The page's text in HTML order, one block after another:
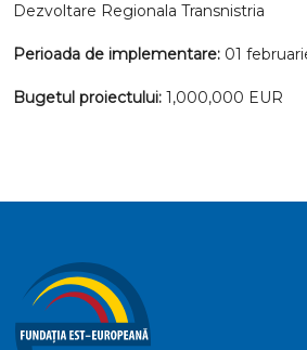
Dezvoltare Regionala Transnistria
Perioada de implementare: 01
Bugetul proiectului: 1,000,000 EUR